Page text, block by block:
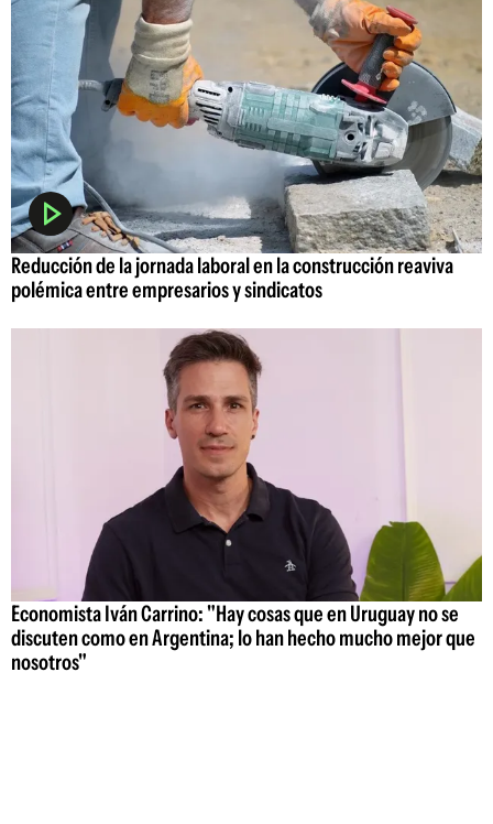
Reducción de la jornada laboral en la construcción reaviva
polémica entre empresarios y sindicatos
Economista Iván Carrino: "Hay cosas que en Uruguay no se
discuten como en Argentina; lo han hecho mucho mejor que
nosotros"